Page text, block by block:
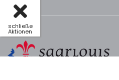
schließe
Aktionen